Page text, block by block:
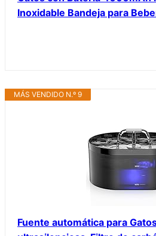
Inoxidable Bandeja para
MÁS VENDIDO N.º 9
Fuente automática para